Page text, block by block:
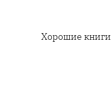
Хорошие книги